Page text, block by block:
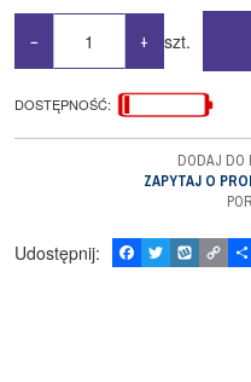
− + szt.
DOSTĘPNOŚĆ:
DODAJ DO
ZAPYTAJ O
Udostępnij:
F
a
T
w
W
y
C
o
P
o